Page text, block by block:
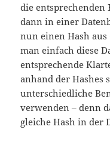
die entsprechenden
dann in einer
nun einen Hash
man einfach diese
entsprechende
anhand der Hashes
unterschiedliche
verwenden – denn
gleiche Hash in der